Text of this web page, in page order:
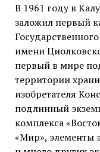
В 1961 году в
заложил первый
имени
первый в мире
территории
изобретателя
подлинный
комплекса
«Мир», элементы